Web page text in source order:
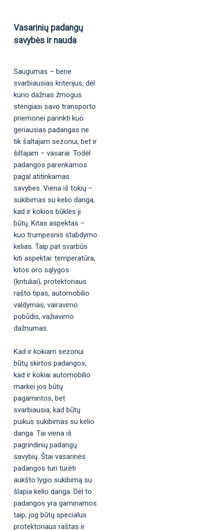
Vasarinių padangų
savybės ir nauda
Saugumas – bene
svarbiausias kriterijus, dėl
kurio dažnas žmogus
stengiasi savo transporto
priemonei parinkti kuo
geriausias padangas ne
tik šaltajam sezonui, bet ir
šiltajam – vasarai. Todėl
padangos parenkamos
pagal atitinkamas
savybes. Viena iš tokių –
sukibimas su kelio danga,
kad ir kokios būklės ji
būtų. Kitas aspektas –
kuo trumpesnis stabdymo
kelias. Taip pat svarbūs
kiti aspektai: temperatūra,
kitos oro sąlygos
(krituliai), protektoriaus
rašto tipas, automobilio
valdymas, vairavimo
pobūdis, važiavimo
dažnumas.
Kad ir kokiam sezonui
būtų skirtos padangos,
kad ir kokiai automobilio
markei jos būtų
pagamintos, bet
svarbiausia, kad būtų
puikus sukibimas su kelio
danga. Tai viena iš
pagrindinių padangų
savybių. Štai vasarinės
padangos turi turėti
aukšto lygio sukibimą su
šlapia kelio danga. Dėl to
padangos yra gaminamos
taip, jog būtų specialus
protektoriaus raštas ir